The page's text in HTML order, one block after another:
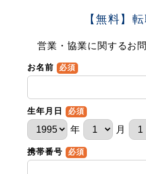
【無料】
営業・協業に関するお
お名前 必須
生年月日 必須
年 月
携帯番号 必須